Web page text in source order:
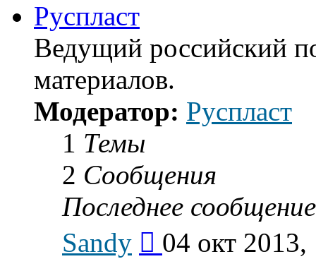
Руспласт
Ведущий российский
материалов.
Модератор: Руспласт
1 Темы
2 Сообщения
Последнее сообщение
Sandy
последнему
04 окт 2013,